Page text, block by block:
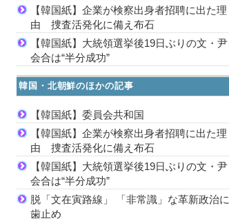
【韓国紙】企業が検察出身者招聘に出た理
由 捜査活発化に備え布石
【韓国紙】大統領選挙後19日ぶりの文・尹
会合は“半分成功”
韓国・北朝鮮のほかの記事
【韓国紙】委員会共和国
【韓国紙】企業が検察出身者招聘に出た理
由 捜査活発化に備え布石
【韓国紙】大統領選挙後19日ぶりの文・尹
会合は“半分成功”
脱「文在寅路線」 「非常識」な革新政治に
歯止め